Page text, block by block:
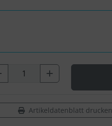
Artikeldatenblatt drucken